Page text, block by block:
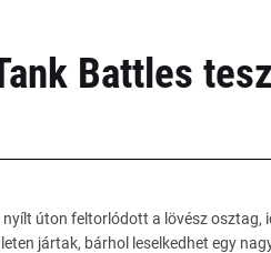
Battles
úton feltorlódott a lövész osztag,
jártak, bárhol leselkedhet egy